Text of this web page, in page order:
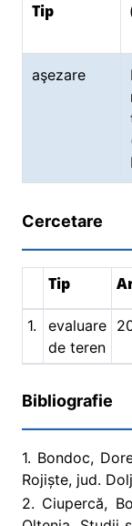
Tip
aşezare
Cercetare
Tip
1.
evaluare
de teren
Bibliografie
1. Bondoc,
Rojiște, jud.
2. Ciupercă,